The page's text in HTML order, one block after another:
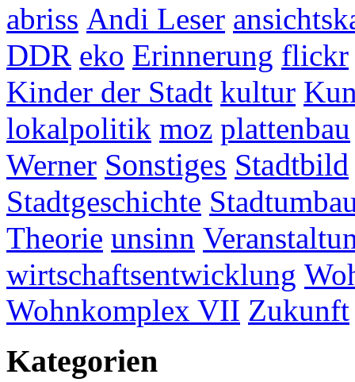
abriss Andi Leser
DDR eko Erinnerung flickr
Kinder der Stadt kultur
lokalpolitik moz plattenbau
Werner Sonstiges Stadtbild
Stadtgeschichte
Theorie unsinn
wirtschaftsentwicklung
Wohnkomplex VII Zukunft
Kategorien